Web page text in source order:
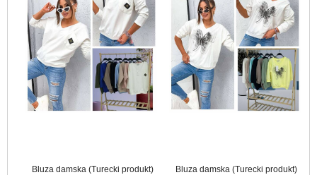
Bluza damska (Turecki produkt)
Bluza damska (Turecki produkt)